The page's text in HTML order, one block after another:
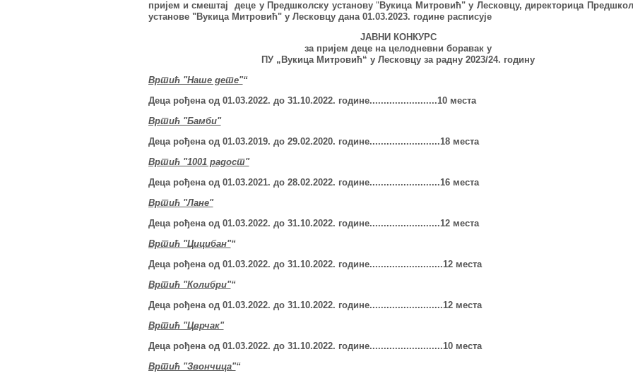
пријем и смештај деце у Предшколску установу" Вукица Митровић" у Лесковцу, директорица
установе "Вукица Митровић" у Лесковцу дана 01.03.2023. године расписује
ЈАВНИ КОНКУРС
за пријем деце на целодневни боравак у
ПУ „Вукица Митровић“ у Лесковцу за радну 2023/24. годину
Вртић "Наше дете"“
Деца рођена од 01.03.2022. до 31.10.2022. године........................10 места
Вртић "Бамби"
Деца рођена од 01.03.2019. до 29.02.2020. године.........................18 места
Вртић "1001 радост"
Деца рођена од 01.03.2021. до 28.02.2022. године.........................16 места
Вртић "Лане"
Деца рођена од 01.03.2022. до 31.10.2022. године.........................12 места
Вртић "Цицибан"“
Деца рођена од 01.03.2022. до 31.10.2022. године..........................12 места
Вртић "Колибри"“
Деца рођена од 01.03.2022. до 31.10.2022. године..........................12 места
Вртић "Цврчак"
Деца рођена од 01.03.2022. до 31.10.2022. године..........................10 места
Вртић "Звончица"“